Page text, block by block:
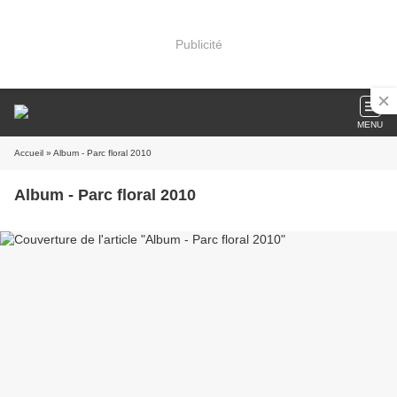
Publicité
MENU
Accueil » Album - Parc floral 2010
Album - Parc floral 2010